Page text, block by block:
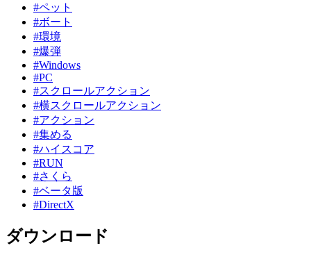
#ペット
#ボート
#環境
#爆弾
#Windows
#PC
#スクロールアクション
#横スクロールアクション
#アクション
#集める
#ハイスコア
#RUN
#さくら
#ベータ版
#DirectX
ダウンロード